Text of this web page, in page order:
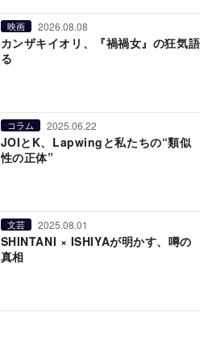
映画 2026.08.08
カンザキイオリ、『禍禍女』の狂気語
る
コラム 2025.06.22
JOIとK、Lapwingと私たちの“類似
性の正体”
文芸 2025.08.01
SHINTANI × ISHIYAが明かす、噂の
真相